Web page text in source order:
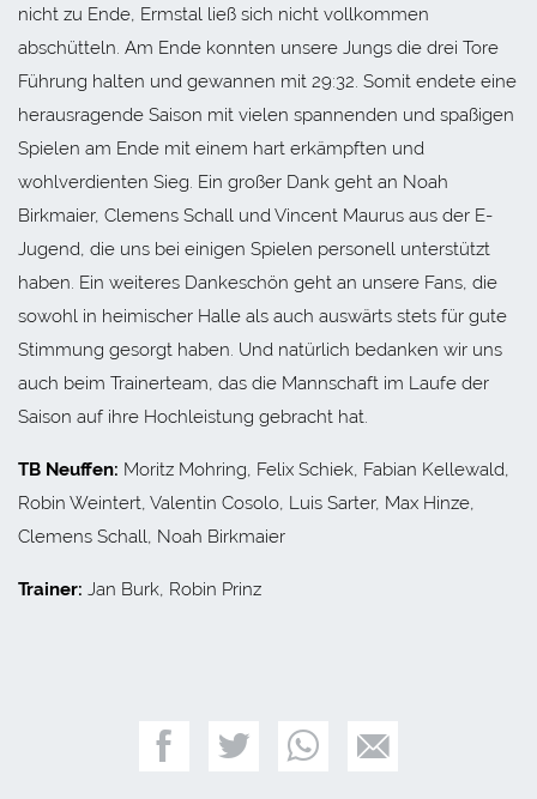
nicht zu Ende, Ermstal ließ sich nicht vollkommen
abschütteln. Am Ende konnten unsere Jungs die drei Tore
Führung halten und gewannen mit 29:32. Somit endete eine
herausragende Saison mit vielen spannenden und spaßigen
Spielen am Ende mit einem hart erkämpften und
wohlverdienten Sieg. Ein großer Dank geht an Noah
Birkmaier, Clemens Schall und Vincent Maurus aus der E-
Jugend, die uns bei einigen Spielen personell unterstützt
haben. Ein weiteres Dankeschön geht an unsere Fans, die
sowohl in heimischer Halle als auch auswärts stets für gute
Stimmung gesorgt haben. Und natürlich bedanken wir uns
auch beim Trainerteam, das die Mannschaft im Laufe der
Saison auf ihre Hochleistung gebracht hat.
TB Neuffen: Moritz Mohring, Felix Schiek, Fabian Kellewald,
Robin Weintert, Valentin Cosolo, Luis Sarter, Max Hinze,
Clemens Schall, Noah Birkmaier
Trainer: Jan Burk, Robin Prinz